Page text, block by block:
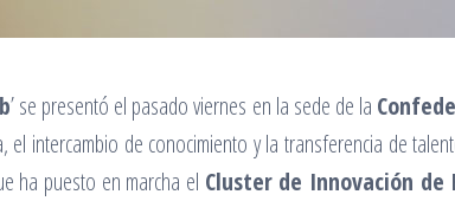
’ se presentó el pasado viernes en la sede de la
el intercambio de conocimiento y la transferencia de
ha puesto en marcha el Cluster de Innovación de